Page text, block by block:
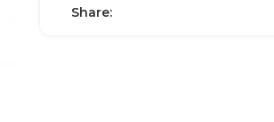
Share: